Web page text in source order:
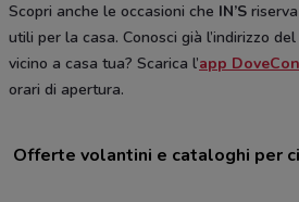
Scopri anche le occasioni che IN’S
utili per la casa. Conosci già l’indirizzo
vicino a casa tua? Scarica l’app
orari di apertura.
Offerte volantini e cataloghi per